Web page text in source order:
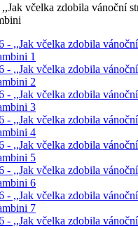
včelka zdobila vánoční